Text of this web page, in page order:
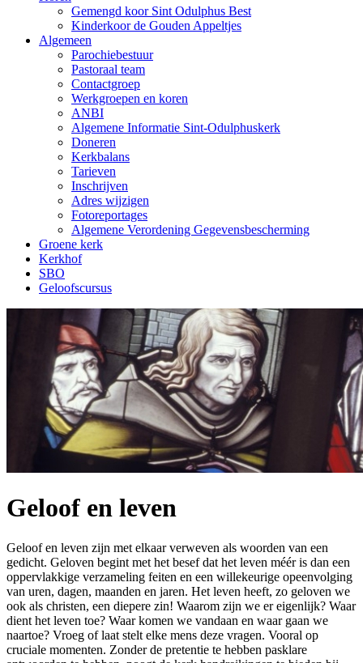
Gemengd koor Sint Odulphus Best
Kinderkoor de Gouden Appeltjes
Algemeen
Parochiebestuur
Pastoraal team
Contactgroep
Werkgroepen en koren
ANBI
Algemene Informatie Sint-Odulphuskerk
Doneren
Kerkbalans
Tarieven
Inschrijven
Adres wijzigen
Fotoreportages
Algemene Verordening Gegevensbescherming
Groene kerk
Kerkhof
SBO
Geloofscursus
Geloof en leven
Geloof en leven zijn met elkaar verweven als woorden van een
gedicht. Geloven begint met het besef dat het leven méér is dan een
oppervlakkige verzameling feiten en een willekeurige opeenvolging
van uren, dagen, maanden en jaren. Het leven heeft, zo geloven we
ook als christen, een diepere zin! Waarom zijn we er eigenlijk? Waar
dient het leven toe? Waar komen we vandaan en waar gaan we
naartoe? Vroeg of laat stelt elke mens deze vragen. Vooral op
cruciale momenten. Zonder de pretentie te hebben pasklare